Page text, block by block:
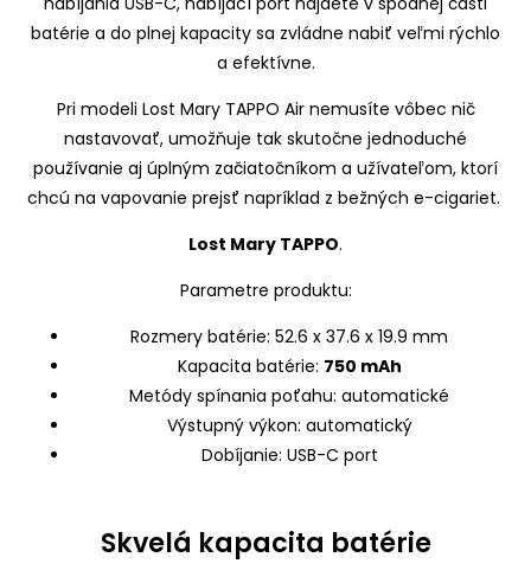
batérie a do plnej kapacity sa zvládne nabiť veľmi rýchlo
a efektívne.
Pri modeli Lost Mary TAPPO Air nemusíte vôbec nič
nastavovať, umožňuje tak skutočne jednoduché
používanie aj úplným začiatočníkom a užívateľom, ktorí
chcú na vapovanie prejsť napríklad z bežných e-cigariet.
Lost Mary TAPPO.
Parametre produktu:
Rozmery batérie: 52.6 x 37.6 x 19.9 mm
Kapacita batérie: 750 mAh
Metódy spínania poťahu: automatické
Výstupný výkon: automatický
Dobíjanie: USB-C port
Skvelá kapacita batérie